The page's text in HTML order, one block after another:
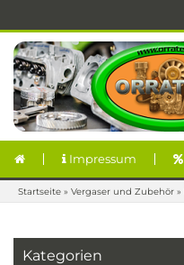
Impressum
Startseite » Vergaser und Zubehör »
Kategorien